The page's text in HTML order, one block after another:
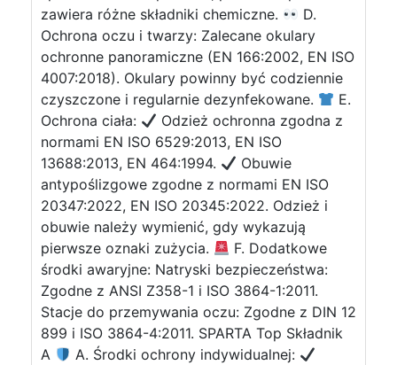
zawiera różne składniki chemiczne.
D.
Ochrona oczu i twarzy: Zalecane okulary
ochronne panoramiczne (EN 166:2002, EN ISO
4007:2018). Okulary powinny być codziennie
czyszczone i regularnie dezynfekowane.
E.
Ochrona ciała:
Odzież ochronna zgodna z
normami EN ISO 6529:2013, EN ISO
13688:2013, EN 464:1994.
Obuwie
antypoślizgowe zgodne z normami EN ISO
20347:2022, EN ISO 20345:2022. Odzież i
obuwie należy wymienić, gdy wykazują
pierwsze oznaki zużycia.
F. Dodatkowe
środki awaryjne: Natryski bezpieczeństwa:
Zgodne z ANSI Z358-1 i ISO 3864-1:2011.
Stacje do przemywania oczu: Zgodne z DIN 12
899 i ISO 3864-4:2011. SPARTA Top Składnik
A
A. Środki ochrony indywidualnej: